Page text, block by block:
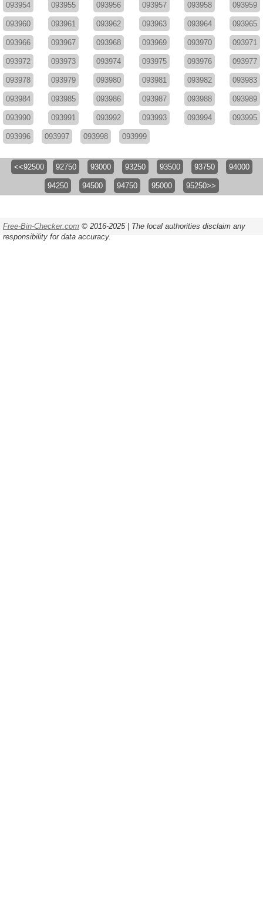
093954 093955 093956 093957 093958 093959
093960 093961 093962 093963 093964 093965
093966 093967 093968 093969 093970 093971
093972 093973 093974 093975 093976 093977
093978 093979 093980 093981 093982 093983
093984 093985 093986 093987 093988 093989
093990 093991 093992 093993 093994 093995
093996 093997 093998 093999
<<92500 92750 93000 93250 93500 93750 94000
94250 94500 94750 95000 95250>>
Free-Bin-Checker.com © 2016-2025 | The local authorities disclaim any
responsibility for data accuracy.